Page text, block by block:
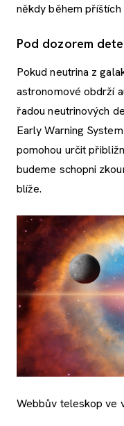
někdy během
Pod dozorem
Pokud neutrina z
astronomové obdrží
řadou neutrinových
Early Warning
pomohou určit
budeme schopni
blíže.
Webbův teleskop ve